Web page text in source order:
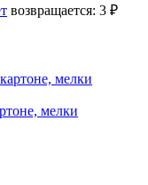
возвращается: 3 ₽
мелки